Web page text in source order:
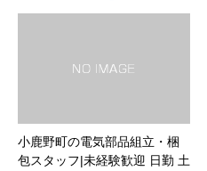
小鹿野町の電気部品組立・梱
包スタッフ|未経験歓迎 日勤 土